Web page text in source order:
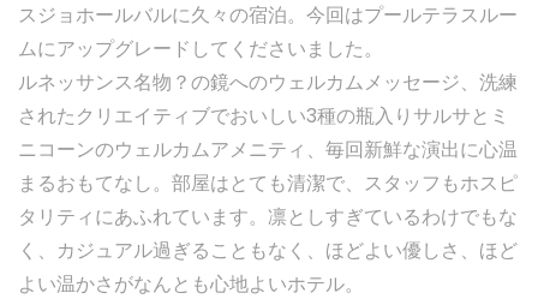
スジョホールバルに久々の宿泊。今回はプールテラスルー
ムにアップグレードしてくださいました。
ルネッサンス名物？の鏡へのウェルカムメッセージ、洗練
されたクリエイティブでおいしい3種の瓶入りサルサとミ
ニコーンのウェルカムアメニティ、毎回新鮮な演出に心温
まるおもてなし。部屋はとても清潔で、スタッフもホスピ
タリティにあふれています。凛としすぎているわけでもな
く、カジュアル過ぎることもなく、ほどよい優しさ、ほど
よい温かさがなんとも心地よいホテル。